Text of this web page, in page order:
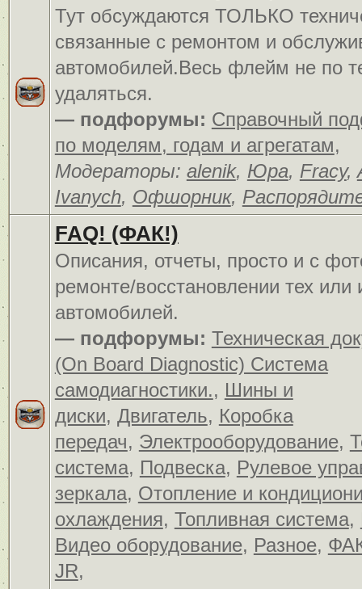
Тут обсуждаются ТОЛЬКО
связанные с ремонтом и
автомобилей.Весь флейм не по
удаляться.
— подфорумы: Справочный
по моделям, годам и агрегатам,
Модераторы: alenik, Юра, Fracy,
Ivanych, Офшорник,
FAQ! (ФАК!)
Описания, отчеты, просто и c
ремонте/восстановлении тех или
автомобилей.
— подфорумы: Техническая
(On Board Diagnostic) Система
самодиагностики., Шины и
диски, Двигатель, Коробка
передач, Электрооборудование,
система, Подвеска, Рулевое
зеркала, Отопление и
охлаждения, Топливная система,
Видео оборудование, Разное,
JR,